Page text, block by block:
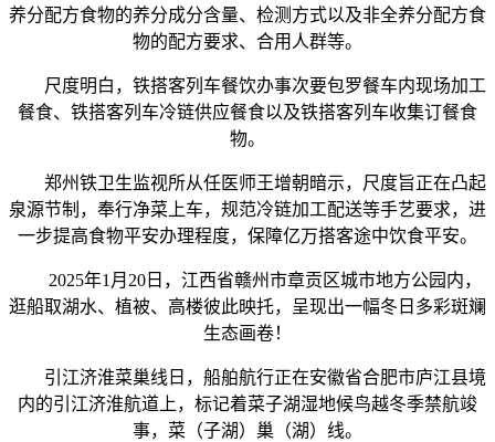
养分配方食物的养分成分含量、检测方式以及非全养分配方食
物的配方要求、合用人群等。
尺度明白，铁搭客列车餐饮办事次要包罗餐车内现场加工
餐食、铁搭客列车冷链供应餐食以及铁搭客列车收集订餐食
物。
郑州铁卫生监视所从任医师王增朝暗示，尺度旨正在凸起
泉源节制，奉行净菜上车，规范冷链加工配送等手艺要求，进
一步提高食物平安办理程度，保障亿万搭客途中饮食平安。
2025年1月20日，江西省赣州市章贡区城市地方公园内，
逛船取湖水、植被、高楼彼此映托，呈现出一幅冬日多彩斑斓
生态画卷！
引江济淮菜巢线日，船舶航行正在安徽省合肥市庐江县境
内的引江济淮航道上，标记着菜子湖湿地候鸟越冬季禁航竣
事，菜（子湖）巢（湖）线。